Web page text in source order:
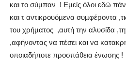
και το σύµπαν ! Εµείς όλοι εδώ
και τ αντικρουόµενα συµφέροντα
του χρήµατος ,αυτή την αλυσίδα
,αφήνοντας να πέσει και να
οποιαδήποτε προσπάθεια ένωσης !